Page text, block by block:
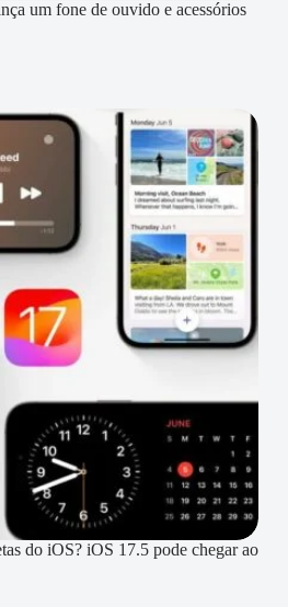
um fone de ouvido e acessórios
do iOS? iOS 17.5 pode chegar ao